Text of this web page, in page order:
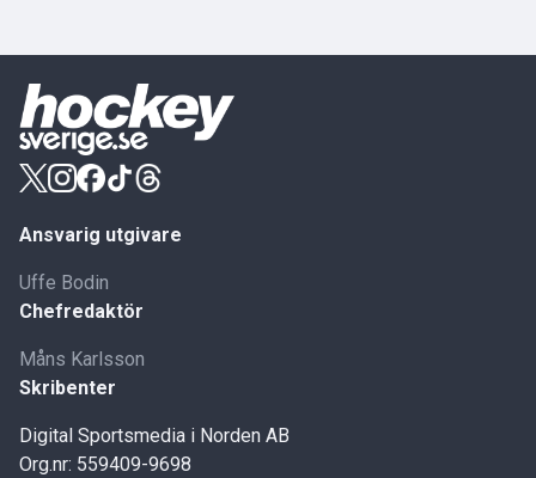
Ansvarig utgivare
Uffe Bodin
Chefredaktör
Måns Karlsson
Skribenter
Digital Sportsmedia i Norden AB
Org.nr: 559409-9698